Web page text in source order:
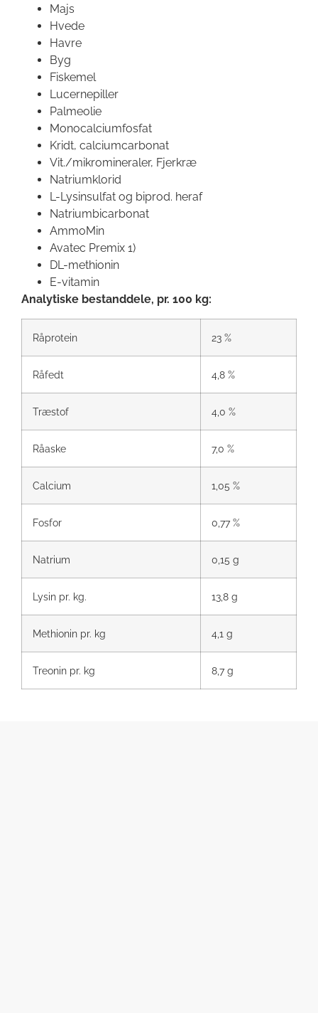
Majs
Hvede
Havre
Byg
Fiskemel
Lucernepiller
Palmeolie
Monocalciumfosfat
Kridt, calciumcarbonat
Vit./mikromineraler, Fjerkræ
Natriumklorid
L-Lysinsulfat og biprod. heraf
Natriumbicarbonat
AmmoMin
Avatec Premix 1)
DL-methionin
E-vitamin
Analytiske bestanddele, pr. 100 kg:
Råprotein 23 %
Råfedt 4,8 %
Træstof 4,0 %
Råaske 7,0 %
Calcium 1,05 %
Fosfor 0,77 %
Natrium 0,15 g
Lysin pr. kg. 13,8 g
Methionin pr. kg 4,1 g
Treonin pr. kg 8,7 g